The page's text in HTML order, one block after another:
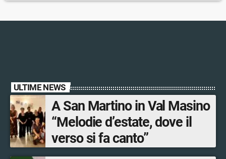
ULTIME NEWS
A San Martino in Val Masino
“Melodie d’estate, dove il
verso si fa canto”